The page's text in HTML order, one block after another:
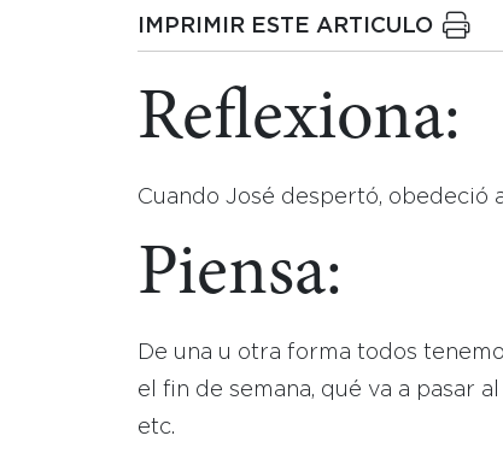
IMPRIMIR ESTE ARTICULO
Reflexiona:
Cuando José despertó, obedeció
Piensa:
De una u otra forma todos
el fin de semana, qué va a pasar
etc.